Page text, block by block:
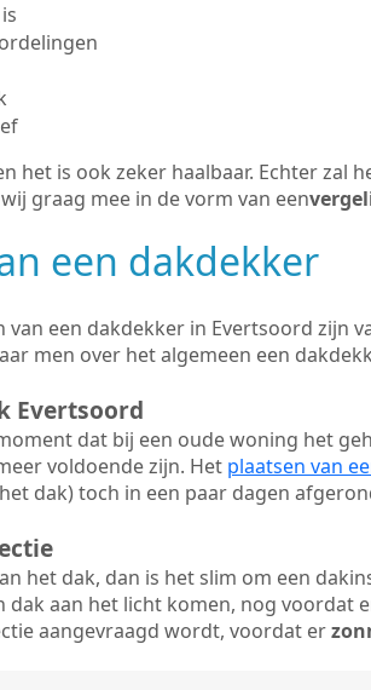
het is ook zeker haalbaar. Echter zal
graag mee in de vorm van een
een dakdekker
van een dakdekker in Evertsoord zijn
men over het algemeen een
Evertsoord
dat bij een oude woning het
voldoende zijn. Het plaatsen van
dak) toch in een paar dagen
het dak, dan is het slim om een
dak aan het licht komen, nog voordat
aangevraagd wordt, voordat er